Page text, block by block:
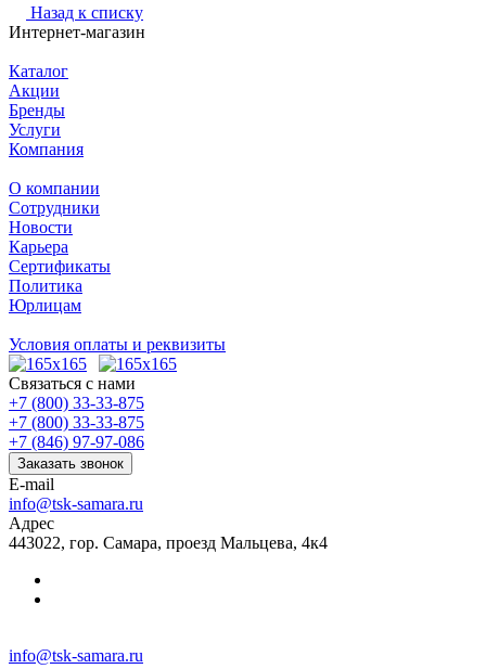
Назад к списку
Интернет-магазин
Каталог
Акции
Бренды
Услуги
Компания
О компании
Сотрудники
Новости
Карьера
Сертификаты
Политика
Юрлицам
Условия оплаты и реквизиты
Связаться с нами
+7 (800) 33-33-875
+7 (800) 33-33-875
+7 (846) 97-97-086
Заказать звонок
E-mail
info@tsk-samara.ru
Адрес
443022, гор. Самара, проезд Мальцева, 4к4
info@tsk-samara.ru